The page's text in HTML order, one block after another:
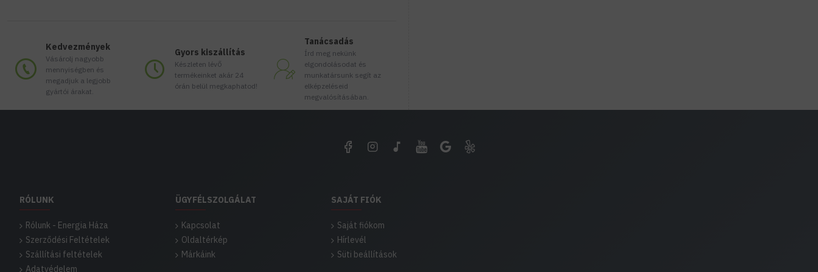
Kedvezmények
Vásárolj nagyobb
mennyiségben és
megadjuk a legjobb
gyártói árakat.
Gyors kiszállítás
Készleten lévő
termékeinket akár 24
órán belül megkaphatod!
Tanácsadás
Írd meg nekünk
elgondolásodat és
munkatársunk segít az
elképzeléseid
megvalósításában.
RÓLUNK
Rólunk - Energia Háza
Szerződési Feltételek
Szállítási feltételek
Adatvédelem
ÜGYFÉLSZOLGÁLAT
Kapcsolat
Oldaltérkép
Márkáink
SAJÁT FIÓK
Saját fiókom
Hírlevél
Süti beállítások